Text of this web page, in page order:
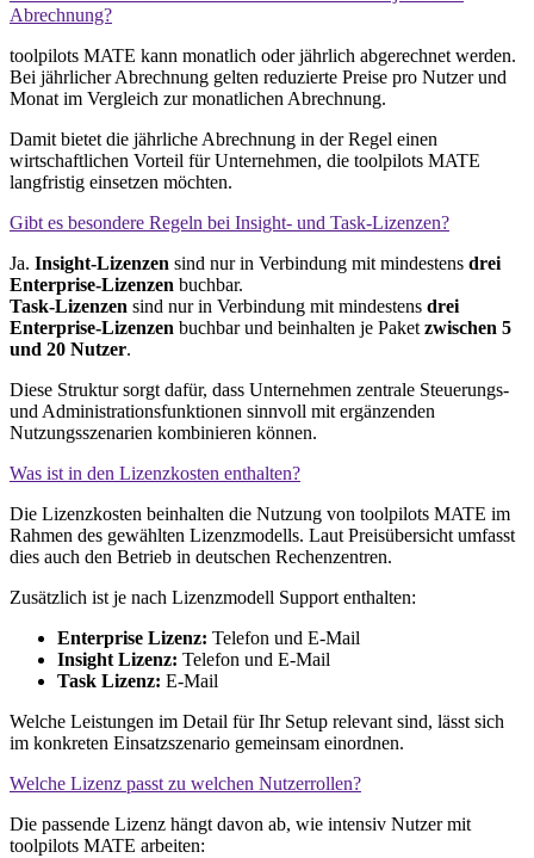
Abrechnung?
toolpilots MATE kann monatlich oder jährlich abgerechnet werden.
Bei jährlicher Abrechnung gelten reduzierte Preise pro Nutzer und
Monat im Vergleich zur monatlichen Abrechnung.
Damit bietet die jährliche Abrechnung in der Regel einen
wirtschaftlichen Vorteil für Unternehmen, die toolpilots MATE
langfristig einsetzen möchten.
Gibt es besondere Regeln bei Insight- und Task-Lizenzen?
Ja. Insight-Lizenzen sind nur in Verbindung mit mindestens drei
Enterprise-Lizenzen buchbar.
Task-Lizenzen sind nur in Verbindung mit mindestens drei
Enterprise-Lizenzen buchbar und beinhalten je Paket zwischen 5
und 20 Nutzer.
Diese Struktur sorgt dafür, dass Unternehmen zentrale Steuerungs-
und Administrationsfunktionen sinnvoll mit ergänzenden
Nutzungsszenarien kombinieren können.
Was ist in den Lizenzkosten enthalten?
Die Lizenzkosten beinhalten die Nutzung von toolpilots MATE im
Rahmen des gewählten Lizenzmodells. Laut Preisübersicht umfasst
dies auch den Betrieb in deutschen Rechenzentren.
Zusätzlich ist je nach Lizenzmodell Support enthalten:
Enterprise Lizenz: Telefon und E-Mail
Insight Lizenz: Telefon und E-Mail
Task Lizenz: E-Mail
Welche Leistungen im Detail für Ihr Setup relevant sind, lässt sich
im konkreten Einsatzszenario gemeinsam einordnen.
Welche Lizenz passt zu welchen Nutzerrollen?
Die passende Lizenz hängt davon ab, wie intensiv Nutzer mit
toolpilots MATE arbeiten: